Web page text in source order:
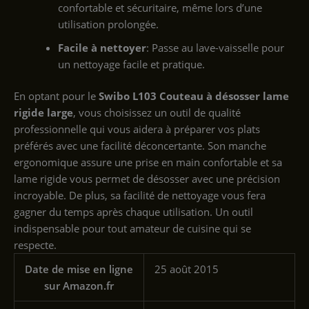
confortable et sécuritaire, même lors d’une
utilisation prolongée.
Facile à nettoyer: Passe au lave-vaisselle pour
un nettoyage facile et pratique.
En optant pour le Swibo L103 Couteau à désosser lame
rigide large, vous choisissez un outil de qualité
professionnelle qui vous aidera à préparer vos plats
préférés avec une facilité déconcertante. Son manche
ergonomique assure une prise en main confortable et sa
lame rigide vous permet de désosser avec une précision
incroyable. De plus, sa facilité de nettoyage vous fera
gagner du temps après chaque utilisation. Un outil
indispensable pour tout amateur de cuisine qui se
respecte.
Date de mise en ligne
sur Amazon.fr
25 août 2015